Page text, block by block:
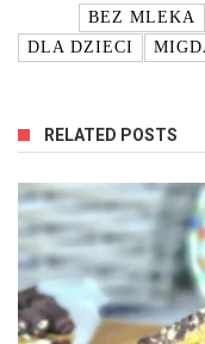
BEZ MLEKA
DLA DZIECI
RELATED POSTS